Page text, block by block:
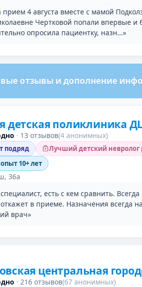
4 августа вместе с мамой
Чертковой попали впервые
опросила пациентку, назн…»
отзывы и дополнение
детская поликлиника
· 13 отзывов(4 анонимных)
подряд
Лучший детский невролог
10+ лет
36а
есть с кем сравнить.
в приеме. Назначения всегда
врач»
центральная
· 216 отзывов(67 анонимных)